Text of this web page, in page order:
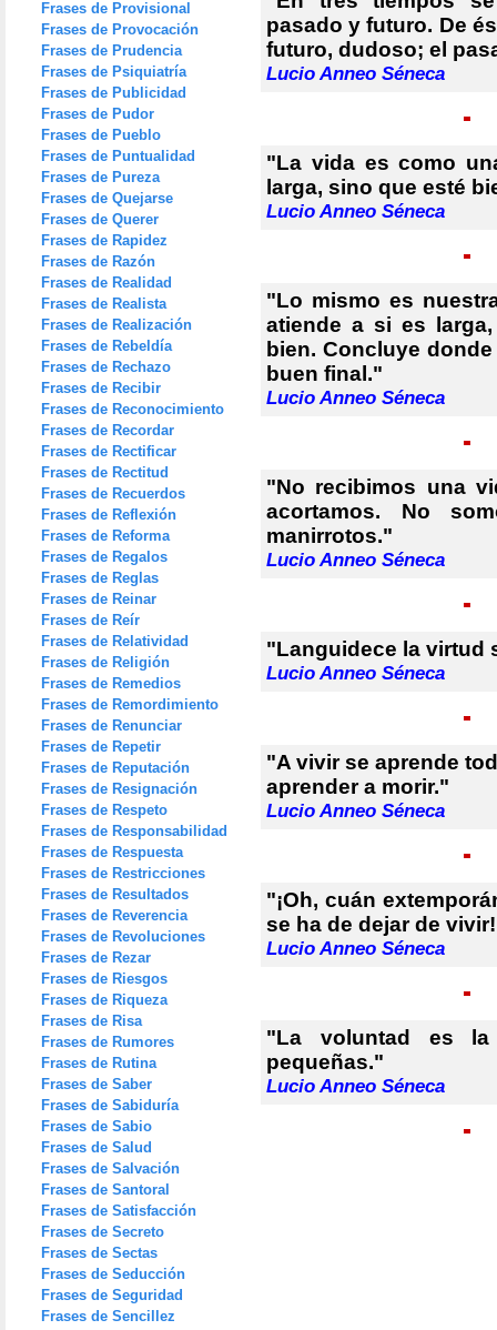
Frases de Provisional
Frases de Provocación
Frases de Prudencia
Frases de Psiquiatría
Frases de Publicidad
Frases de Pudor
Frases de Pueblo
Frases de Puntualidad
Frases de Pureza
Frases de Quejarse
Frases de Querer
Frases de Rapidez
Frases de Razón
Frases de Realidad
Frases de Realista
Frases de Realización
Frases de Rebeldía
Frases de Rechazo
Frases de Recibir
Frases de Reconocimiento
Frases de Recordar
Frases de Rectificar
Frases de Rectitud
Frases de Recuerdos
Frases de Reflexión
Frases de Reforma
Frases de Regalos
Frases de Reglas
Frases de Reinar
Frases de Reír
Frases de Relatividad
Frases de Religión
Frases de Remedios
Frases de Remordimiento
Frases de Renunciar
Frases de Repetir
Frases de Reputación
Frases de Resignación
Frases de Respeto
Frases de Responsabilidad
Frases de Respuesta
Frases de Restricciones
Frases de Resultados
Frases de Reverencia
Frases de Revoluciones
Frases de Rezar
Frases de Riesgos
Frases de Riqueza
Frases de Risa
Frases de Rumores
Frases de Rutina
Frases de Saber
Frases de Sabiduría
Frases de Sabio
Frases de Salud
Frases de Salvación
Frases de Santoral
Frases de Satisfacción
Frases de Secreto
Frases de Sectas
Frases de Seducción
Frases de Seguridad
Frases de Sencillez
pasado y futuro. De
futuro, dudoso; el
Lucio Anneo Séneca
"La vida es como
larga, sino que esté
Lucio Anneo Séneca
"Lo mismo es
atiende a si es
bien. Concluye
buen final."
Lucio Anneo Séneca
"No recibimos una
acortamos. No
manirrotos."
Lucio Anneo Séneca
"Languidece la virtud
Lucio Anneo Séneca
"A vivir se aprende
aprender a morir."
Lucio Anneo Séneca
"¡Oh, cuán
se ha de dejar de
Lucio Anneo Séneca
"La voluntad es
pequeñas."
Lucio Anneo Séneca